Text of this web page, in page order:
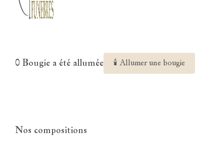
0 Bougie a été allumée 🕯 Allumer une bougie
Nos compositions